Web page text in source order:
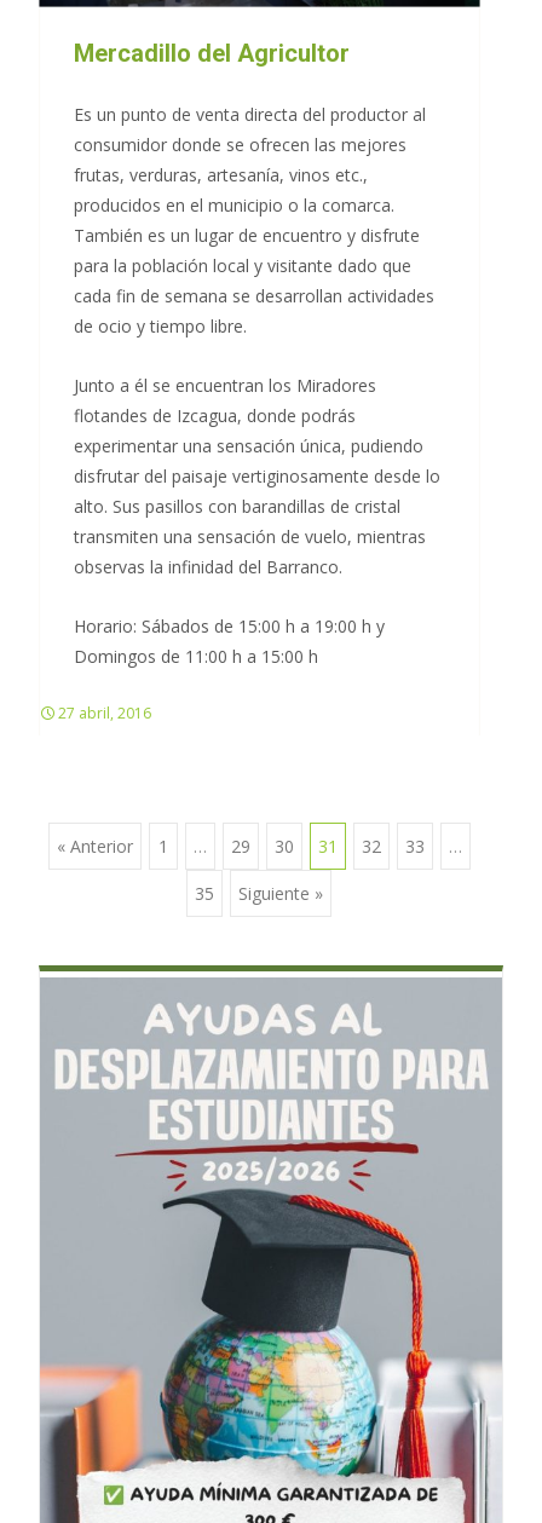
Mercadillo del Agricultor
Es un punto de venta directa del productor al
consumidor donde se ofrecen las mejores
frutas, verduras, artesanía, vinos etc.,
producidos en el municipio o la comarca.
También es un lugar de encuentro y disfrute
para la población local y visitante dado que
cada fin de semana se desarrollan actividades
de ocio y tiempo libre.
Junto a él se encuentran los Miradores
flotandes de Izcagua, donde podrás
experimentar una sensación única, pudiendo
disfrutar del paisaje vertiginosamente desde lo
alto. Sus pasillos con barandillas de cristal
transmiten una sensación de vuelo, mientras
observas la infinidad del Barranco.
Horario: Sábados de 15:00 h a 19:00 h y
Domingos de 11:00 h a 15:00 h
27 abril, 2016
Ir a las entradas
« Anterior 1 … 29 30 31 32 33 …
35 Siguiente »